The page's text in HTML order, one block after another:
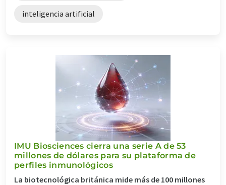
inteligencia artificial
IMU Biosciences cierra una serie A de 53
millones de dólares para su plataforma de
perfiles inmunológicos
La biotecnológica británica mide más de 100 millones